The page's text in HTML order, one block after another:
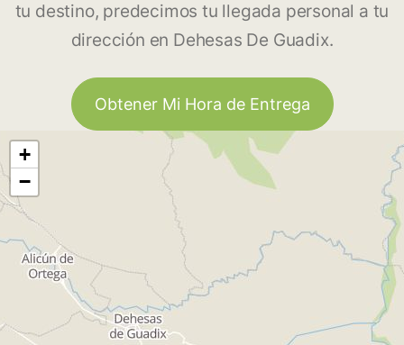
tu destino, predecimos tu llegada personal a tu
dirección en Dehesas De Guadix.
Obtener Mi Hora de Entrega
+
−